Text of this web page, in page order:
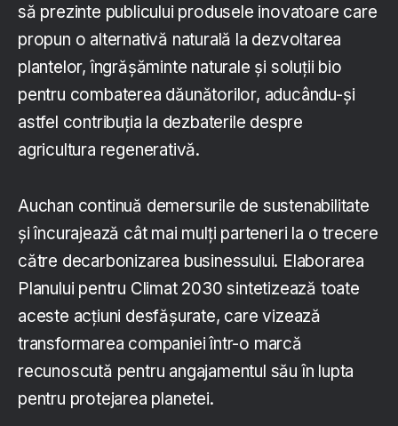
să prezinte publicului produsele inovatoare care
propun o alternativă naturală la dezvoltarea
plantelor, îngrășăminte naturale și soluții bio
pentru combaterea dăunătorilor, aducându-și
astfel contribuția la dezbaterile despre
agricultura regenerativă.
Auchan continuă demersurile de sustenabilitate
și încurajează cât mai mulți parteneri la o trecere
către decarbonizarea businessului. Elaborarea
Planului pentru Climat 2030 sintetizează toate
aceste acțiuni desfășurate, care vizează
transformarea companiei într-o marcă
recunoscută pentru angajamentul său în lupta
pentru protejarea planetei.